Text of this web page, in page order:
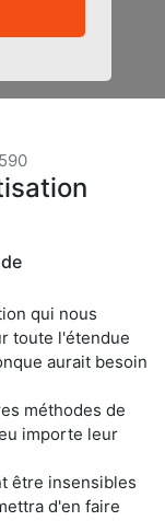
qui nous
toute l'étendue
aurait besoin
méthodes de
importe leur
être insensibles
d'en faire